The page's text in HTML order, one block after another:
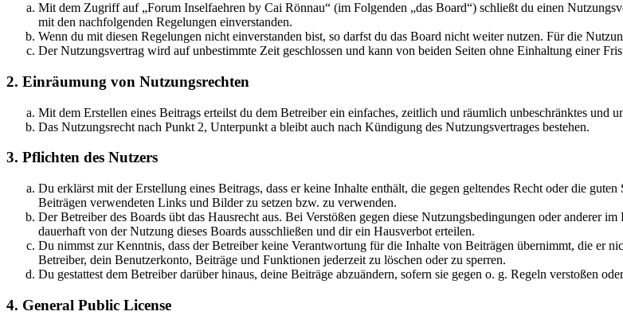
Mit dem Zugriff auf „Forum Inselfaehren by Cai Rönnau“ (im Folgenden „das Board“) schließt du einen
mit den nachfolgenden Regelungen einverstanden.
Wenn du mit diesen Regelungen nicht einverstanden bist, so darfst du das Board nicht weiter nutzen. Für die
Der Nutzungsvertrag wird auf unbestimmte Zeit geschlossen und kann von beiden Seiten ohne Einhaltung einer
2. Einräumung von Nutzungsrechten
Mit dem Erstellen eines Beitrags erteilst du dem Betreiber ein einfaches, zeitlich und räumlich unbeschränktes und
Das Nutzungsrecht nach Punkt 2, Unterpunkt a bleibt auch nach Kündigung des Nutzungsvertrages bestehen.
3. Pflichten des Nutzers
Du erklärst mit der Erstellung eines Beitrags, dass er keine Inhalte enthält, die gegen geltendes Recht oder die
Beiträgen verwendeten Links und Bilder zu setzen bzw. zu verwenden.
Der Betreiber des Boards übt das Hausrecht aus. Bei Verstößen gegen diese Nutzungsbedingungen oder anderer
dauerhaft von der Nutzung dieses Boards ausschließen und dir ein Hausverbot erteilen.
Du nimmst zur Kenntnis, dass der Betreiber keine Verantwortung für die Inhalte von Beiträgen übernimmt, die er
Betreiber, dein Benutzerkonto, Beiträge und Funktionen jederzeit zu löschen oder zu sperren.
Du gestattest dem Betreiber darüber hinaus, deine Beiträge abzuändern, sofern sie gegen o. g. Regeln verstoßen
4. General Public License